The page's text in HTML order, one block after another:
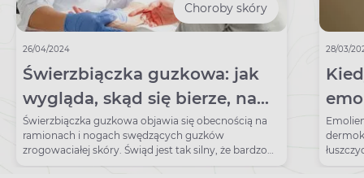
Choroby skóry
26/04/2024
Świerzbiączka guzkowa: jak
wygląda, skąd się bierze, na
czym polega leczenie tej
dermatozy
Świerzbiączka guzkowa objawia się obecnością na
ramionach i nogach swędzących guzków
zrogowaciałej skóry. Świąd jest tak silny, że bardzo
trudno powstrzymać się od drapania, co z kolei
28/03/